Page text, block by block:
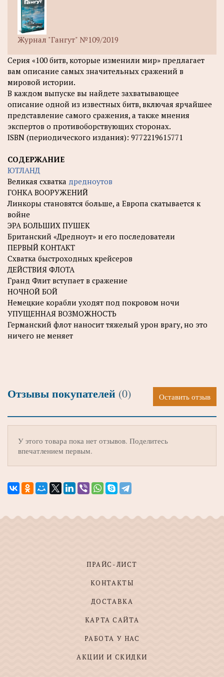
Журнал "Гангут" №109/2019
Серия «100 битв, которые изменили мир» предлагает
вам описание самых значительных сражений в
мировой истории.
В каждом выпуске вы найдете захватывающее
описание одной из известных битв, включая ярчайшее
представление самого сражения, а также мнения
экспертов о противоборствующих сторонах.
ISBN (периодического издания): 9772219615771
СОДЕРЖАНИЕ
ЮТЛАНД
Великая схватка дредноутов
ГОНКА ВООРУЖЕНИЙ
Линкоры становятся больше, а Европа скатывается к
войне
ЭРА БОЛЬШИХ ПУШЕК
Британский «Дредноут» и его последователи
ПЕРВЫЙ КОНТАКТ
Схватка быстроходных крейсеров
ДЕЙСТВИЯ ФЛОТА
Гранд Флит вступает в сражение
НОЧНОЙ БОЙ
Немецкие корабли уходят под покровом ночи
УПУЩЕННАЯ ВОЗМОЖНОСТЬ
Германский флот наносит тяжелый урон врагу, но это
ничего не меняет
Отзывы покупателей (0) Оставить отзыв
У этого товара пока нет отзывов. Поделитесь
впечатлением первым.
ПРАЙС-ЛИСТ
КОНТАКТЫ
ДОСТАВКА
КАРТА САЙТА
РАБОТА У НАС
АКЦИИ И СКИДКИ